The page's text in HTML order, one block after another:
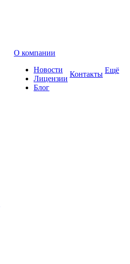
О компании
Новости
Лицензии
Блог
Контакты Ещё